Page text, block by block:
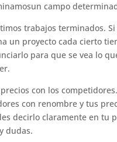
campo
trabajos terminados. Si
un proyecto cada cierto
para que se vea lo
con los
con renombre y tus
decirlo claramente en tu
dudas.